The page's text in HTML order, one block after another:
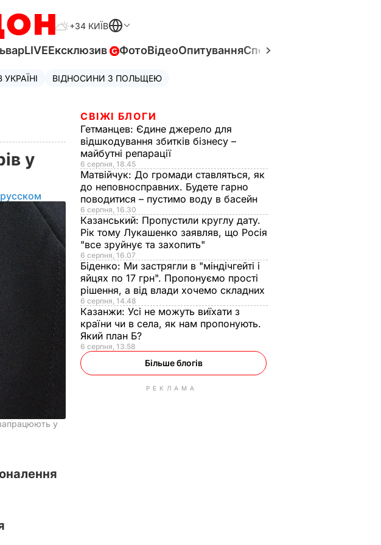
+34 КИЇВ
LIVEЕксклюзив ФотоВідеоОпитуванняСпецпроєкти
ВІДНОСИНИ З ПОЛЬЩЕЮ
у
у
СВІЖІ БЛОГИ
Гетманцев: Єдине джерело для
відшкодування збитків бізнесу –
майбутні репарації
6 серпня, 18.45
Матвійчук: До громади ставляться, як
до неповносправних. Будете гарно
поводитися – пустимо воду в басейн
6 серпня, 16.30
Казанський: Пропустили круглу дату.
Рік тому Лукашенко заявляв, що Росія
"все зруйнує та захопить"
6 серпня, 16.07
Біденко: Ми застрягли в "міндічгейті і
яйцях по 17 грн". Пропонуємо прості
рішення, а від влади хочемо складних
6 серпня, 14.48
Казанжи: Усі не можуть виїхати з
країни чи в села, як нам пропонують.
Який план Б?
6 серпня, 13.58
Більше блогів
РЕКЛАМА